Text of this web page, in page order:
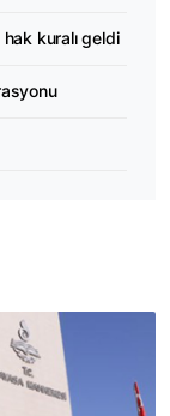
kuralı geldi